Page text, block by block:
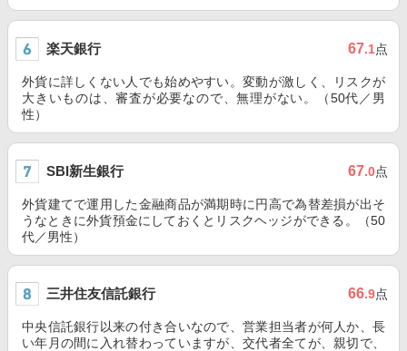
楽天銀行 67.1点
外貨に詳しくない人でも始めやすい。変動が激しく、リスクが
大きいものは、審査が必要なので、無理がない。（50代／男
性）
SBI新生銀行 67.0点
外貨建てで運用した金融商品が満期時に円高で為替差損が出そ
うなときに外貨預金にしておくとリスクヘッジができる。（50
代／男性）
三井住友信託銀行 66.9点
中央信託銀行以来の付き合いなので、営業担当者が何人か、長
い年月の間に入れ替わっていますが、交代者全てが、親切で、